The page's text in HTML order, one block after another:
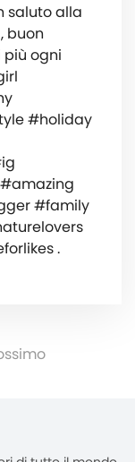
saluto alla
buon
più ogni
#holiday
#family
.